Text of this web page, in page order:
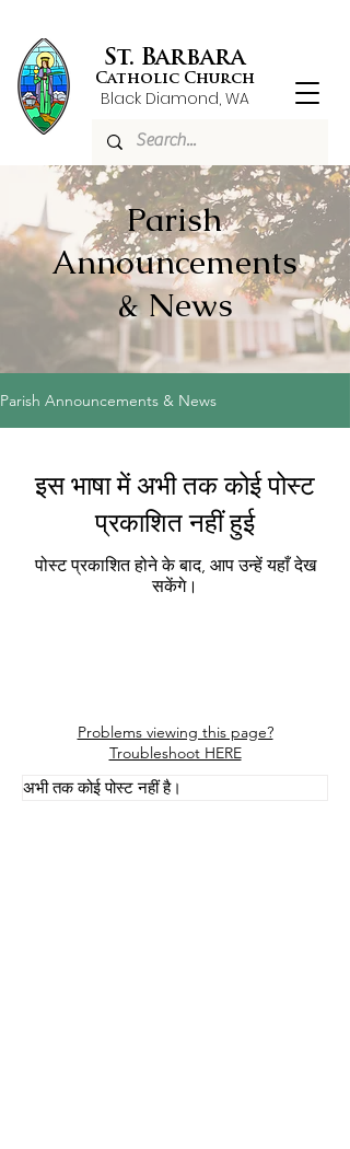
St. Barbara
Catholic Church
Black Diamond, WA
Parish
Announcements
& News
Parish Announcements & News
इस भाषा में अभी तक कोई पोस्ट
प्रकाशित नहीं हुई
पोस्ट प्रकाशित होने के बाद, आप उन्हें यहाँ देख
सकेंगे।
Problems viewing this page?
Troubleshoot HERE
अभी तक कोई पोस्ट नहीं है।